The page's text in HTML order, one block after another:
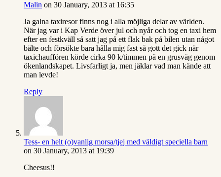
Malin on 30 January, 2013 at 16:35
Ja galna taxiresor finns nog i alla möjliga delar av världen.
När jag var i Kap Verde över jul och nyår och tog en taxi hem
efter en festkväll så satt jag på ett flak bak på bilen utan något
bälte och försökte bara hålla mig fast så gott det gick när
taxichauffören körde cirka 90 k/timmen på en grusväg genom
ökenlandskapet. Livsfarligt ja, men jäklar vad man kände att
man levde!
Reply
Tess- en helt (o)vanlig morsa/tjej med väldigt speciella barn
on 30 January, 2013 at 19:39
Cheesus!!